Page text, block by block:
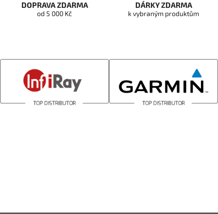
DOPRAVA ZDARMA
od 5 000 Kč
DÁRKY ZDARMA
k vybraným produktům